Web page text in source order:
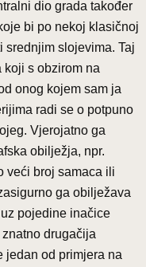
dio grada također
bi po nekoj klasičnoj
slojevima. Taj
s obzirom na
onog kojem sam ja
radi se o potpuno
Vjerojatno ga
obilježja, npr.
veći broj samaca ili
ga obilježava
pojedine inačice
drugačija
jedan od primjera na